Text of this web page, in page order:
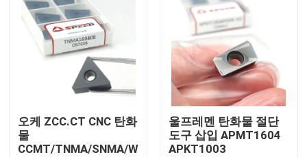
연락처
뉴스
카바이드 분쇄 삽입
오케 ZCC.CT CNC 탄화
물
CCMT/TNMA/SNMA/WNMA
울프레멘 탄화물 절단
도구 삽입 APMT1604
APKT1003